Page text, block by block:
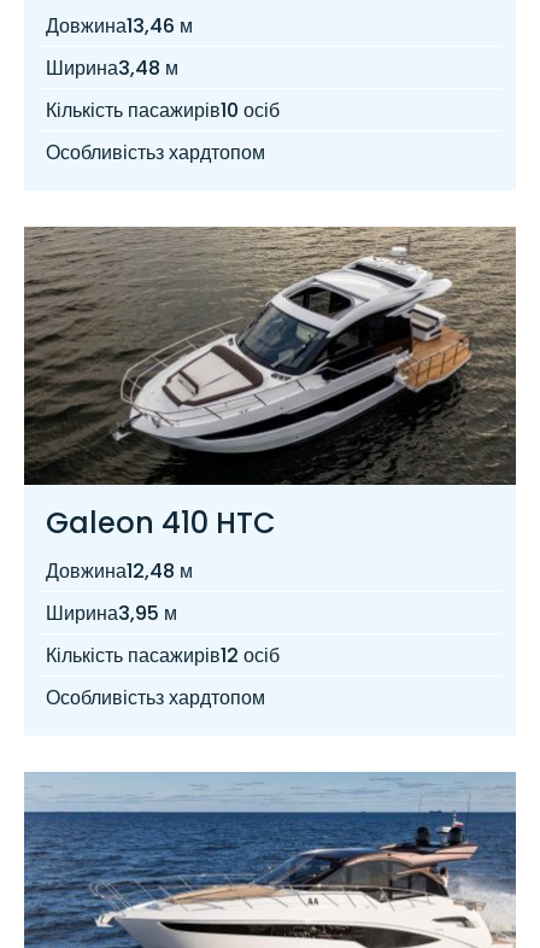
Довжина13,46 м
Ширина3,48 м
Кількість пасажирів10 осіб
Особливістьз хардтопом
Galeon 410 HTC
Довжина12,48 м
Ширина3,95 м
Кількість пасажирів12 осіб
Особливістьз хардтопом